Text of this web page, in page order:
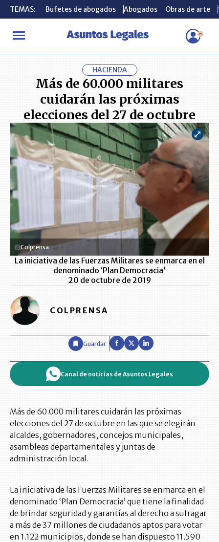
TEMAS: Bufetes de abogados Abogados Obras de arte
INICIO ACTUALIDAD Más de 60.000 militares cuidarán las
TEMAS: Bufetes de abogados Abogados Obras de arte
HACIENDA
Más de 60.000 militares
cuidarán las próximas
elecciones del 27 de octubre
Colprensa
La iniciativa de las Fuerzas Militares se enmarca en el
denominado ‘Plan Democracia’
20 de octubre de 2019
COLPRENSA
Guardar
Canal de noticias de Asuntos Legales
Más de 60.000 militares cuidarán las próximas
elecciones del 27 de octubre en las que se elegirán
alcaldes, gobernadores, concejos municipales,
asambleas departamentales y juntas de
administración local.
La iniciativa de las Fuerzas Militares se enmarca en el
denominado ‘Plan Democracia’ que tiene la finalidad
de brindar seguridad y garantías al derecho a sufragar
a más de 37 millones de ciudadanos aptos para votar
en 1.122 municipios, donde se han dispuesto 11.590